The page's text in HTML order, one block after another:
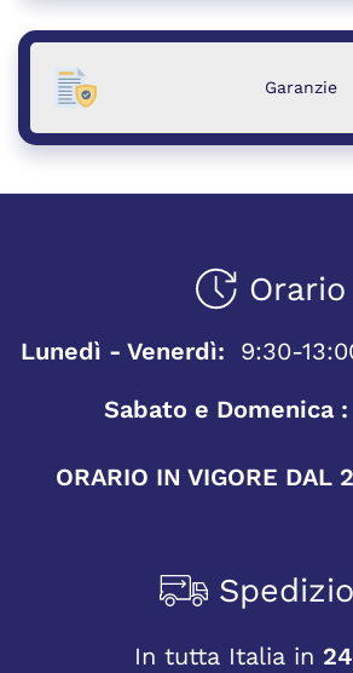
Garanzie
Orario
Lunedì - Venerdì:
9:30-
Sabato e Domenica :
ORARIO IN VIGORE
In tutta Italia in